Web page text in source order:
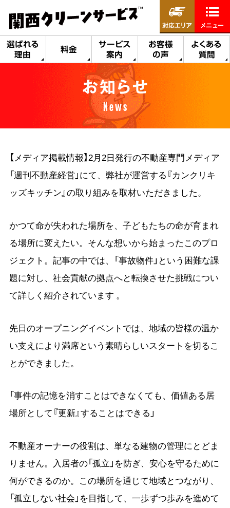
選ばれる
理由
料金
サービス
案内
お客様
の声
よくある
質問
対応エリア メニュー
お知らせ
News
【メディア掲載情報】2月2日発行の不動産専門メディア
「週刊不動産経営」にて、弊社が運営する『カンクリキ
ッズキッチン』の取り組みを取材いただきました。
かつて命が失われた場所を、子どもたちの命が育まれ
る場所に変えたい。そんな想いから始まったこのプロ
ジェクト。記事の中では、「事故物件」という困難な課
題に対し、社会貢献の拠点へと転換させた挑戦につい
て詳しく紹介されています 。
先日のオープニングイベントでは、地域の皆様の温か
い支えにより満席という素晴らしいスタートを切るこ
とができました。
「事件の記憶を消すことはできなくても、価値ある居
場所として『更新』することはできる」
不動産オーナーの役割は、単なる建物の管理にとどま
りません。入居者の「孤立」を防ぎ、安心を守るために
何ができるのか。この場所を通じて地域とつながり、
「孤立しない社会」を目指して、一歩ずつ歩みを進めて